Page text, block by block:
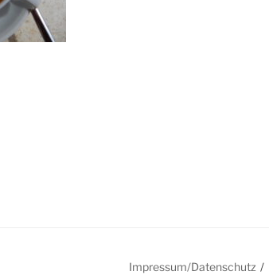
Impressum/Datenschutz